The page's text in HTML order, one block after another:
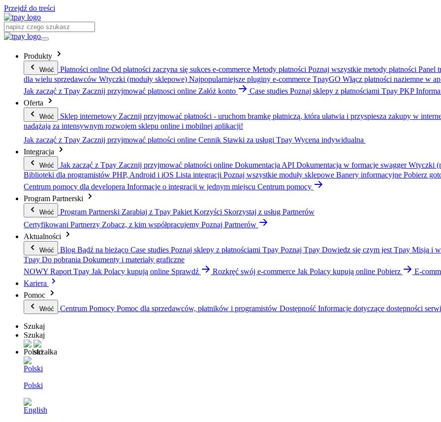
Przejdź do treści
Produkty
Wróć Płatności online Od płatności zaczyna się sukces e-commerce Metody płatności Poznaj wszystkie metody płatności Panel
dla wielu sprzedawców Wtyczki (moduły sklepowe) Najpopularniejsze pluginy e-commerce TpayGO Włącz płatności naziemne w
Jak zacząć z Tpay Zacznij przyjmować płatnosci online Załóż konto Case studies Poznaj sklepy z płatnościami Tpay PKP
Oferta
Wróć Sklep internetowy Zacznij przyjmować płatności - uruchom bramkę płatniczą, która ułatwia i przyspiesza zakupy w
nadążają za intensywnym rozwojem sklepu online i mobilnej aplikacji!
Jak zacząć z Tpay Zacznij przyjmować płatności online Cennik Stawki za usługi Tpay Wycena indywidualna
Integracja
Wróć Jak zacząć z Tpay Zacznij przyjmować płatności online Dokumentacja API Dokumentacja w formacje swaggerWtyczki
Biblioteki dla programistów PHP, Android i iOS Lista integracji Poznaj wszystkie moduły sklepowe Banery informacyjne Pobierz
Centrum pomocy dla developera Informacje o integracji w jednym miejscu Centrum pomocy
Program Partnerski
Wróć Program Partnerski Zarabiaj z Tpay Pakiet Korzyści Skorzystaj z usług Partnerów
Certyfikowani Partnerzy Zobacz, z kim współpracujemy Poznaj Partnerów
Aktualności
Wróć Blog Bądź na bieżąco Case studies Poznaj sklepy z płatnościami Tpay Poznaj Tpay Dowiedz się czym jest Tpay Misja i
Tpay Do pobrania Dokumenty i materiały graficzne
NOWY Raport Tpay Jak Polacy kupują online Sprawdź Rozkręć swój e-commerce Jak Polacy kupują online Pobierz
E-
Kariera
Pomoc
Wróć Centrum Pomocy Pomoc dla sprzedawców, płatników i programistów Dostępność Informacje dotyczące dostępności
Szukaj
Szukaj
Polski